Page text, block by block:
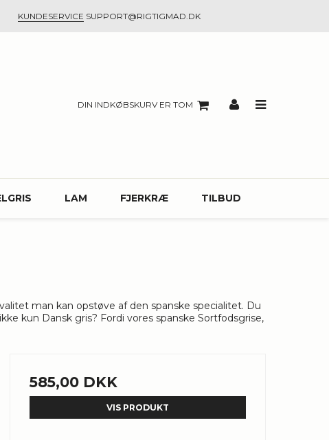
KUNDESERVICE SUPPORT@RIGTIGMAD.DK
DIN INDKØBSKURV ER TOM
LAM FJERKRÆ TILBUD
man kan opstøve af den spanske specialitet. Du
kun Dansk gris? Fordi vores spanske Sortfodsgrise,
585,00 DKK
VIS PRODUKT